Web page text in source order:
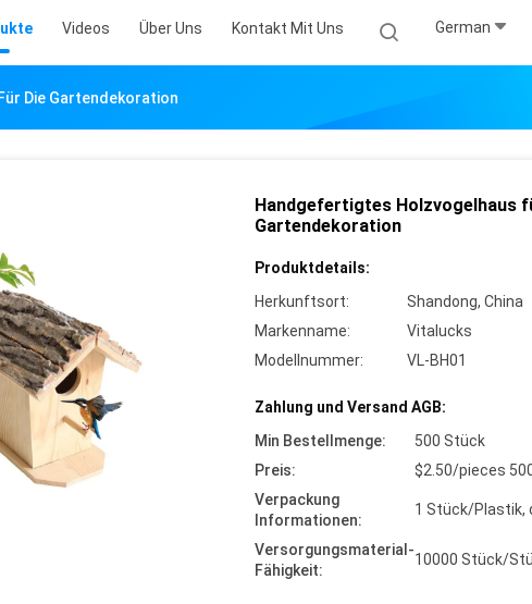
Videos Über Uns Kontakt Mit Uns German
Die Gartendekoration
Handgefertigtes Holzvogelhaus
Gartendekoration
Produktdetails:
Herkunftsort:
Shandong, China
Markenname:
Vitalucks
Modellnummer:
VL-BH01
Zahlung und Versand AGB:
Min Bestellmenge:
500 Stück
Preis:
$2.50/pieces
Verpackung
Informationen:
1 Stück/Plastik,
Versorgungsmaterial-
Fähigkeit:
10000 Stück/